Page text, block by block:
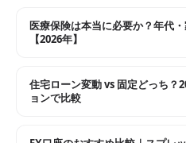
医療保険は本当に必要か？年代
【2026年】
住宅ローン変動 vs 固定どっち？
ョンで比較